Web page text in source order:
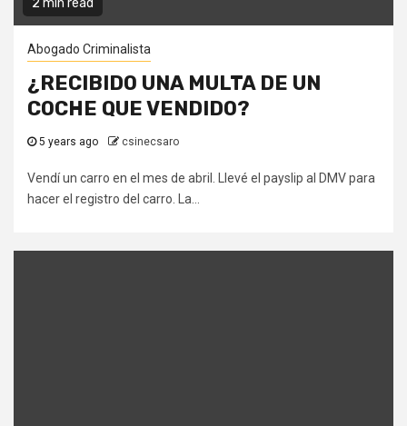
2 min read
Abogado Criminalista
¿RECIBIDO UNA MULTA DE UN
COCHE QUE VENDIDO?
5 years ago csinecsaro
Vendí un carro en el mes de abril. Llevé el payslip al DMV para
hacer el registro del carro. La...